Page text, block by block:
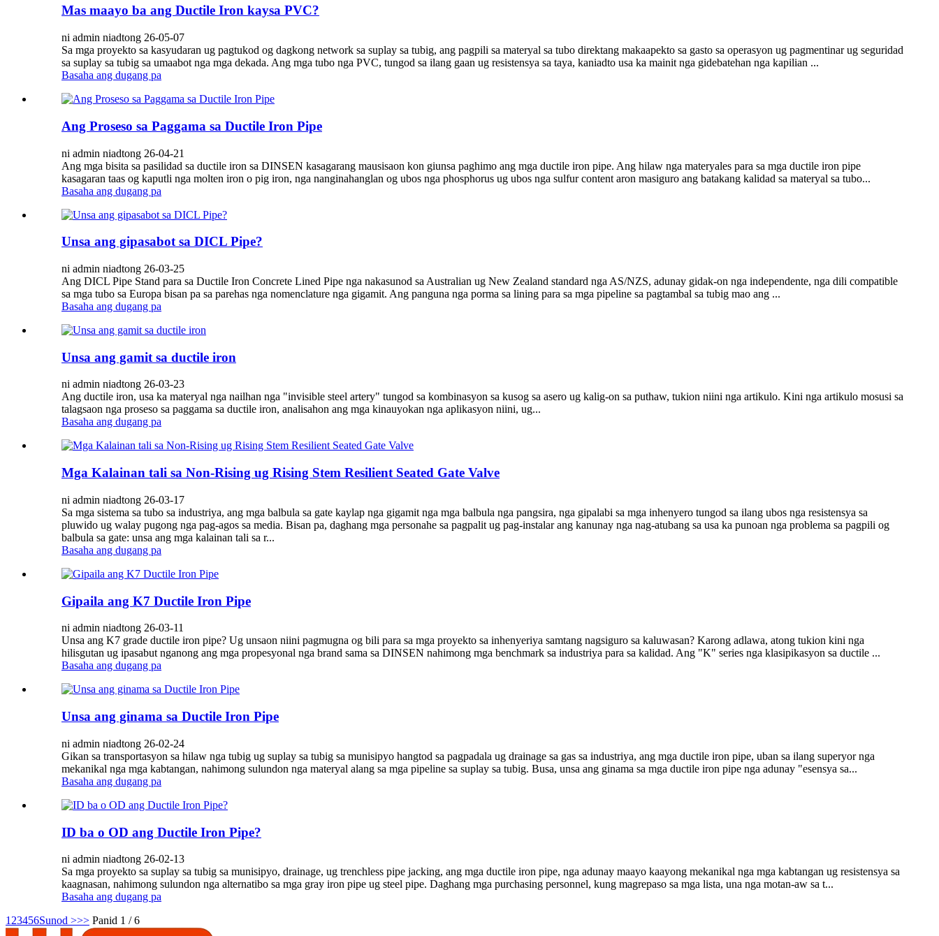
Mas maayo ba ang Ductile Iron kaysa PVC?
ni admin niadtong 26-05-07
Sa mga proyekto sa kasyudaran ug pagtukod og dagkong network sa suplay sa tubig, ang pagpili sa materyal sa tubo direktang makaapekto sa gasto sa operasyon ug pagmentinar ug seguridad
sa suplay sa tubig sa umaabot nga mga dekada. Ang mga tubo nga PVC, tungod sa ilang gaan ug resistensya sa taya, kaniadto usa ka mainit nga gidebatehan nga kapilian ...
Basaha ang dugang pa
Ang Proseso sa Paggama sa Ductile Iron Pipe
ni admin niadtong 26-04-21
Ang mga bisita sa pasilidad sa ductile iron sa DINSEN kasagarang mausisaon kon giunsa paghimo ang mga ductile iron pipe. Ang hilaw nga materyales para sa mga ductile iron pipe
kasagaran taas og kaputli nga molten iron o pig iron, nga nanginahanglan og ubos nga phosphorus ug ubos nga sulfur content aron masiguro ang batakang kalidad sa materyal sa tubo...
Basaha ang dugang pa
Unsa ang gipasabot sa DICL Pipe?
ni admin niadtong 26-03-25
Ang DICL Pipe Stand para sa Ductile Iron Concrete Lined Pipe nga nakasunod sa Australian ug New Zealand standard nga AS/NZS, adunay gidak-on nga independente, nga dili compatible
sa mga tubo sa Europa bisan pa sa parehas nga nomenclature nga gigamit. Ang panguna nga porma sa lining para sa mga pipeline sa pagtambal sa tubig mao ang ...
Basaha ang dugang pa
Unsa ang gamit sa ductile iron
ni admin niadtong 26-03-23
Ang ductile iron, usa ka materyal nga nailhan nga "invisible steel artery" tungod sa kombinasyon sa kusog sa asero ug kalig-on sa puthaw, tukion niini nga artikulo. Kini nga artikulo mosusi sa
talagsaon nga proseso sa paggama sa ductile iron, analisahon ang mga kinauyokan nga aplikasyon niini, ug...
Basaha ang dugang pa
Mga Kalainan tali sa Non-Rising ug Rising Stem Resilient Seated Gate Valve
ni admin niadtong 26-03-17
Sa mga sistema sa tubo sa industriya, ang mga balbula sa gate kaylap nga gigamit nga mga balbula nga pangsira, nga gipalabi sa mga inhenyero tungod sa ilang ubos nga resistensya sa
pluwido ug walay pugong nga pag-agos sa media. Bisan pa, daghang mga personahe sa pagpalit ug pag-instalar ang kanunay nga nag-atubang sa usa ka punoan nga problema sa pagpili og
balbula sa gate: unsa ang mga kalainan tali sa r...
Basaha ang dugang pa
Gipaila ang K7 Ductile Iron Pipe
ni admin niadtong 26-03-11
Unsa ang K7 grade ductile iron pipe? Ug unsaon niini pagmugna og bili para sa mga proyekto sa inhenyeriya samtang nagsiguro sa kaluwasan? Karong adlawa, atong tukion kini nga
hilisgutan ug ipasabut nganong ang mga propesyonal nga brand sama sa DINSEN nahimong mga benchmark sa industriya para sa kalidad. Ang "K" series nga klasipikasyon sa ductile ...
Basaha ang dugang pa
Unsa ang ginama sa Ductile Iron Pipe
ni admin niadtong 26-02-24
Gikan sa transportasyon sa hilaw nga tubig ug suplay sa tubig sa munisipyo hangtod sa pagpadala ug drainage sa gas sa industriya, ang mga ductile iron pipe, uban sa ilang superyor nga
mekanikal nga mga kabtangan, nahimong sulundon nga materyal alang sa mga pipeline sa suplay sa tubig. Busa, unsa ang ginama sa mga ductile iron pipe nga adunay "esensya sa...
Basaha ang dugang pa
ID ba o OD ang Ductile Iron Pipe?
ni admin niadtong 26-02-13
Sa mga proyekto sa suplay sa tubig sa munisipyo, drainage, ug trenchless pipe jacking, ang mga ductile iron pipe, nga adunay maayo kaayong mekanikal nga mga kabtangan ug resistensya sa
kaagnasan, nahimong sulundon nga alternatibo sa mga gray iron pipe ug steel pipe. Daghang mga purchasing personnel, kung magrepaso sa mga lista, una nga motan-aw sa t...
Basaha ang dugang pa
1 23456Sunod >>> Panid 1 / 6